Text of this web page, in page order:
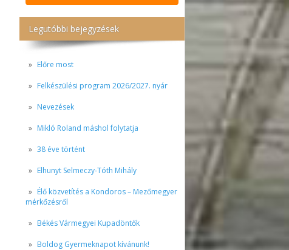
Legutóbbi bejegyzések
Előre most
Felkészülési program 2026/2027. nyár
Nevezések
Mikló Roland máshol folytatja
38 éve történt
Elhunyt Selmeczy-Tóth Mihály
Élő közvetítés a Kondoros – Mezőmegyer
mérkőzésről
Békés Vármegyei Kupadöntők
Boldog Gyermeknapot kívánunk!